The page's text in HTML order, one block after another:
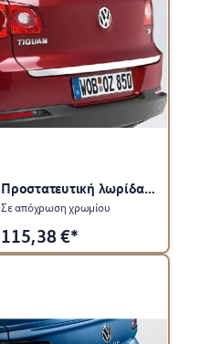
Προστατευτική λωρίδα για πίσω καπό
Σε απόχρωση χρωμίου
115,38€*